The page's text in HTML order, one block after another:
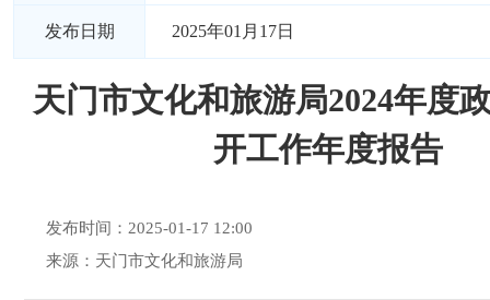
发布日期 2025年01月17日
天门市文化和旅游局2024年度
开工作年度报告
发布时间：2025-01-17 12:00
来源：天门市文化和旅游局